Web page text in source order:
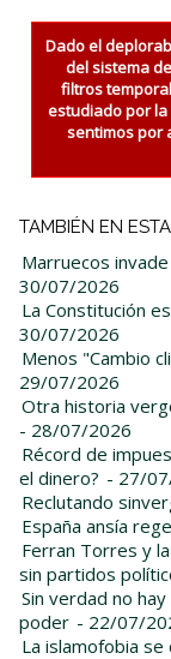
Dado el
del sistema
filtros
estudiado por la
sentimos por
TAMBIÉN EN
Marruecos
30/07/2026
La Constitución
30/07/2026
Menos "Cambio
29/07/2026
Otra historia
- 28/07/2026
Récord de
el dinero? - 27/
Reclutando
España ansía
Ferran Torres y
sin partidos
Sin verdad no
poder - 22/07/
La islamofobia se